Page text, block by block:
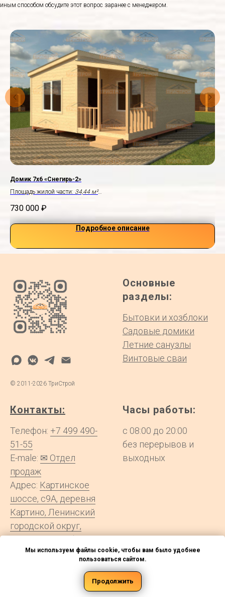
иным способом обсудите этот вопрос заранее с менеджером.
Домик 7х6 «Снегирь-2»
Площадь жилой части: 34,44 м²
730 000 ₽
Подробное описание
© 2011-2026 ТриСтрой
Основные
разделы:
Бытовки и хозблоки
Садовые домики
Летние санузлы
Винтовые сваи
Контакты:
Телефон: +7 499 490-
51-55
E-male: ✉ Отдел
продаж
Адрес: Картинское
шоссе, с9А, деревня
Картино, Ленинский
городской округ,
Часы работы:
с 08:00 до 20:00
без перерывов и
выходных
Информация на сайте не является публичной офертой
является информационным порталом, а доставку и сборку
осуществляют партнёры сервиса
Мы используем файлы cookie, чтобы вам было удобнее
пользоваться сайтом.
Продолжить